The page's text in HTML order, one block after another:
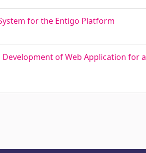
for the Entigo Platform
of Web Application for a